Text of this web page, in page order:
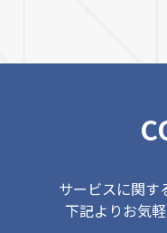
サービスに関す
下記よりお気